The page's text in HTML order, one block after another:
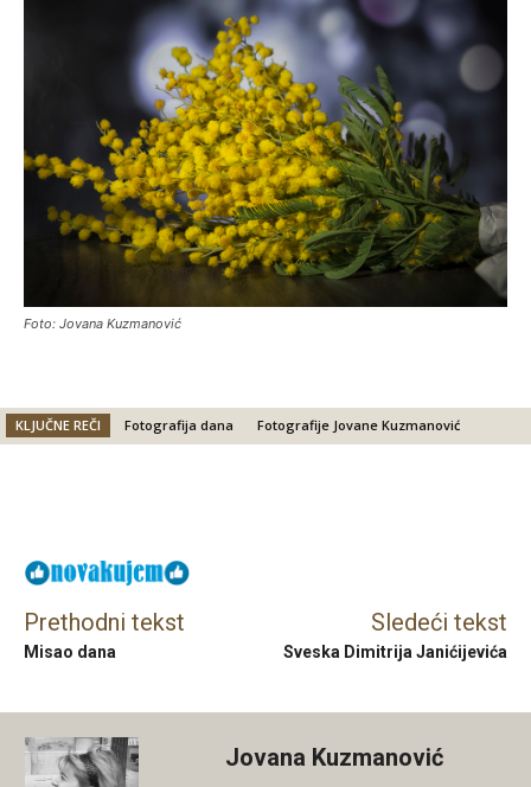
Foto: Jovana Kuzmanović
KLJUČNE REČI Fotografija dana Fotografije Jovane Kuzmanović
Prethodni tekst
Misao dana
Sledeći tekst
Sveska Dimitrija Janićijevića
Jovana Kuzmanović